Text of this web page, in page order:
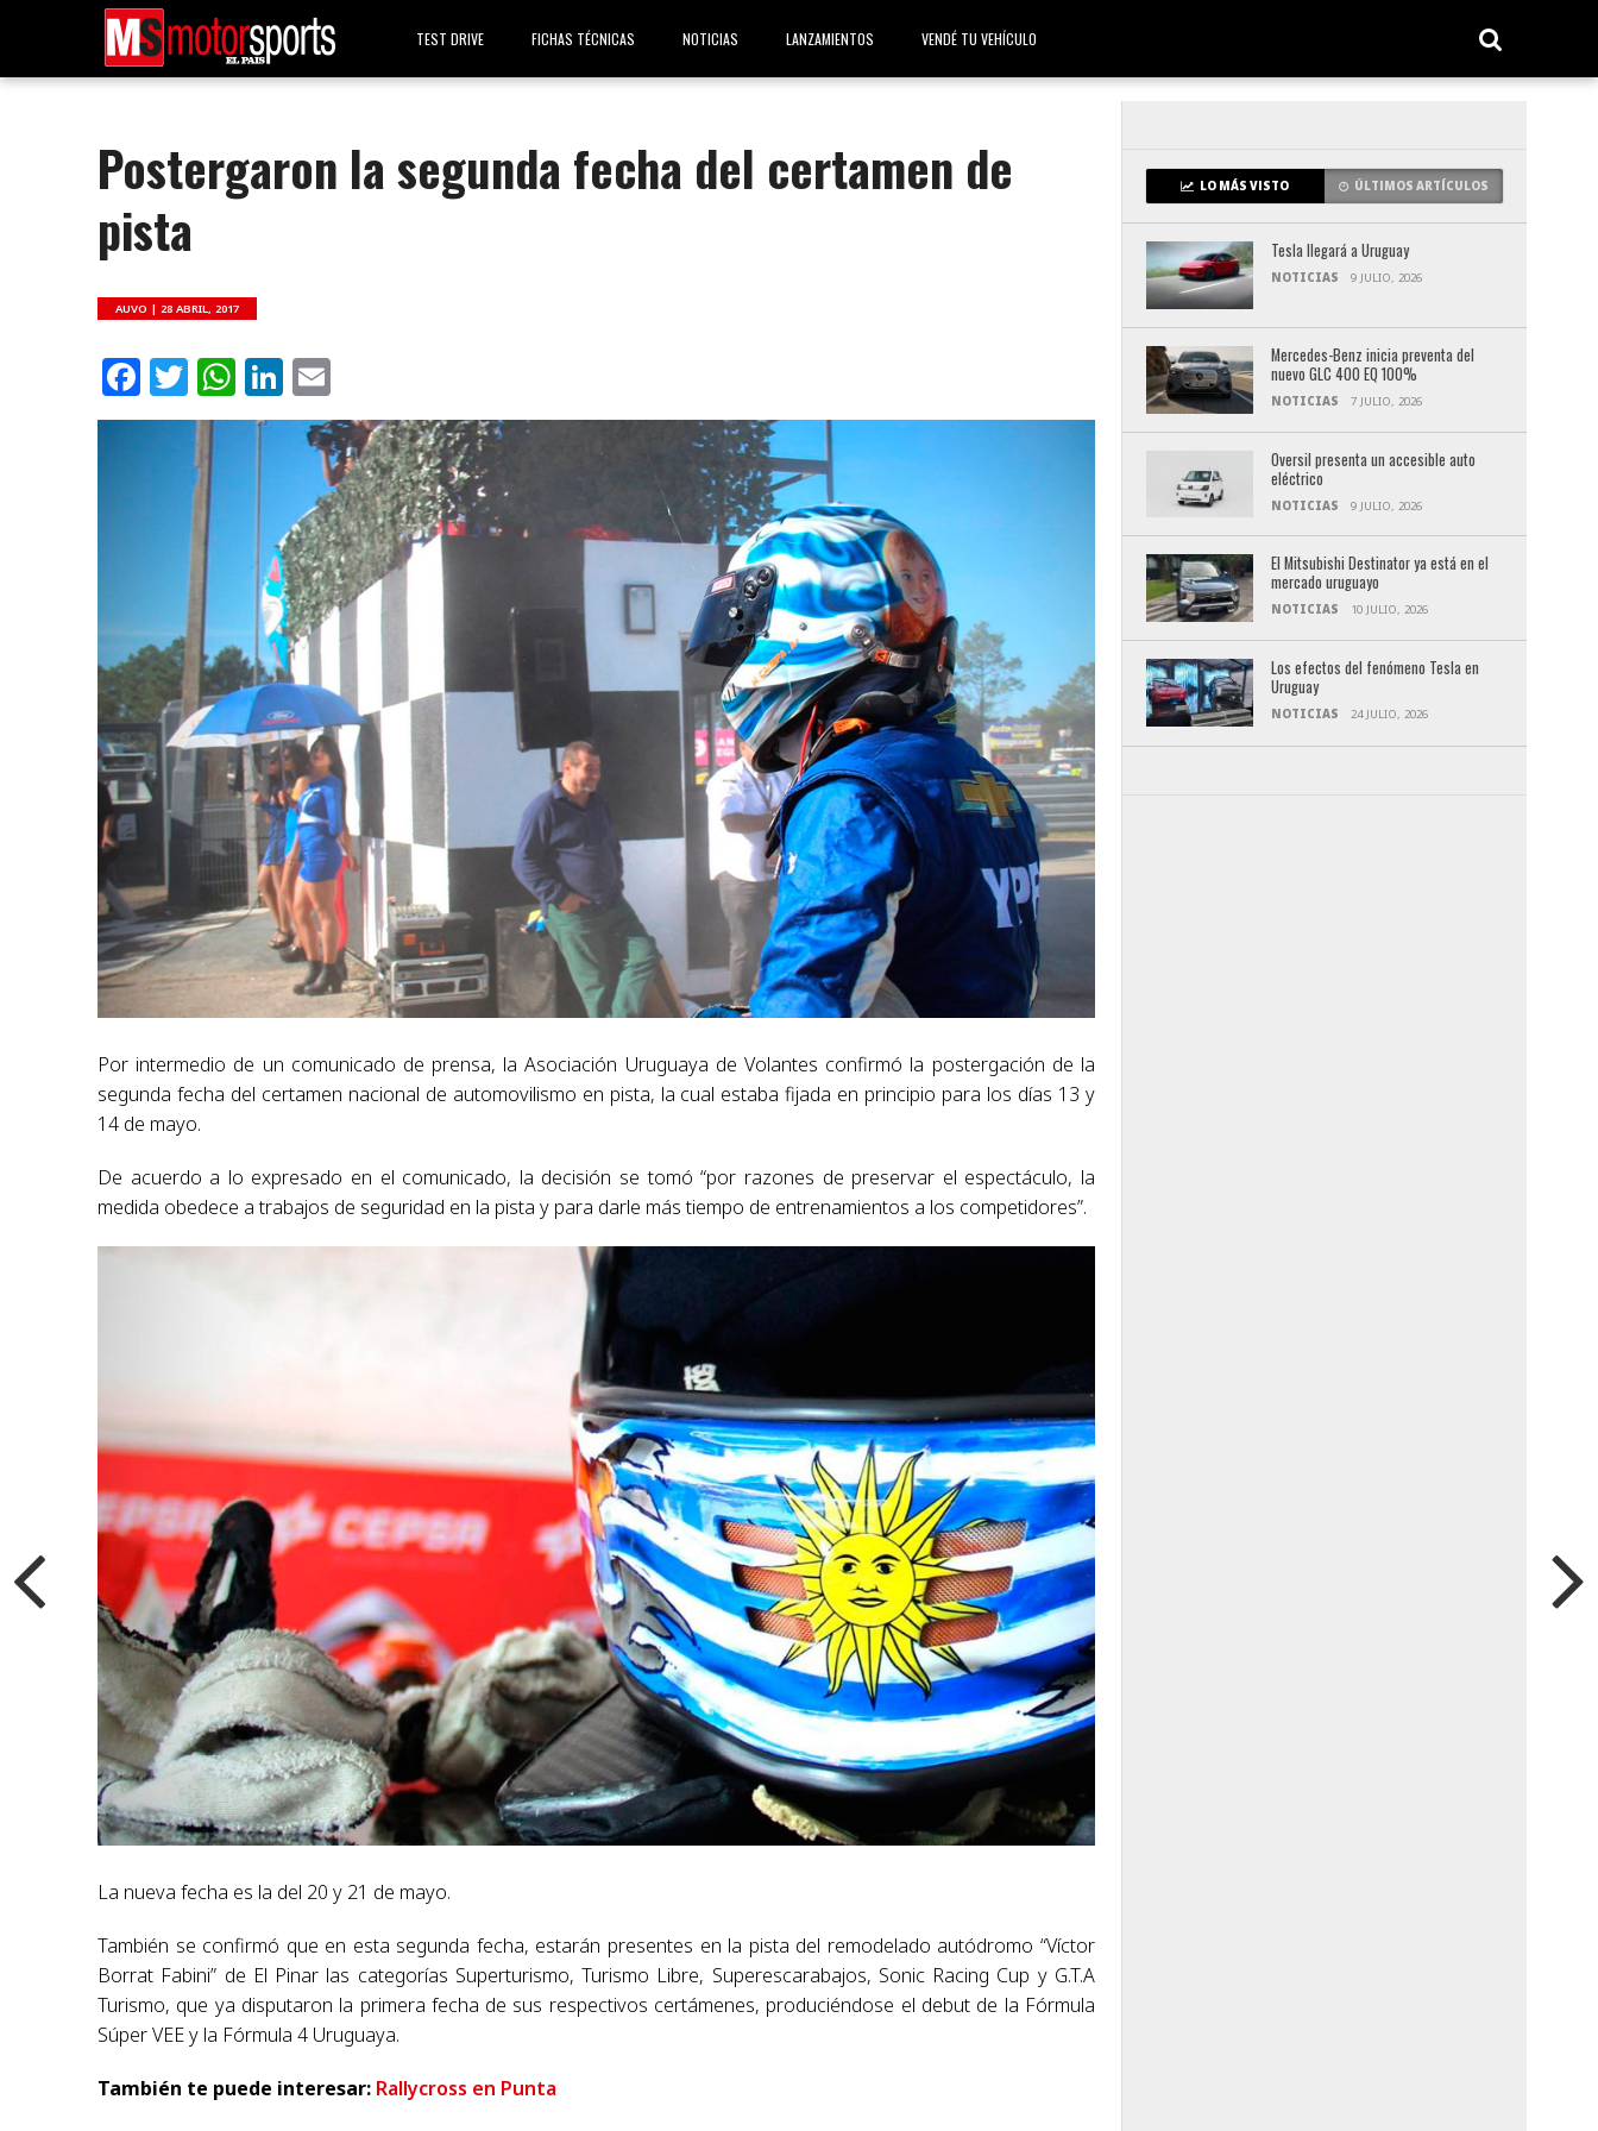
TEST DRIVE FICHAS TÉCNICAS NOTICIAS LANZAMIENTOS VENDÉ TU VEHÍCULO
Postergaron la segunda fecha del certamen de
pista
AUVO |28 ABRIL, 2017
Facebook
Twitter
WhatsApp
LinkedIn
Por intermedio de un comunicado de prensa, la Asociación Uruguaya de Volantes confirmó la postergación de la
segunda fecha del certamen nacional de automovilismo en pista, la cual estaba fijada en principio para los días 13 y
14 de mayo.
De acuerdo a lo expresado en el comunicado, la decisión se tomó “por razones de preservar el espectáculo, la
medida obedece a trabajos de seguridad en la pista y para darle más tiempo de entrenamientos a los competidores”.
La nueva fecha es la del 20 y 21 de mayo.
También se confirmó que en esta segunda fecha, estarán presentes en la pista del remodelado autódromo “Víctor
Borrat Fabini” de El Pinar las categorías Superturismo, Turismo Libre, Superescarabajos, Sonic Racing Cup y G.T.A
Turismo, que ya disputaron la primera fecha de sus respectivos certámenes, produciéndose el debut de la Fórmula
Súper VEE y la Fórmula 4 Uruguaya.
También te puede interesar: Rallycross en Punta
LO MÁS VISTO ÚLTIMOS ARTÍCULOS
Tesla llegará a Uruguay
NOTICIAS 9 JULIO, 2026
Mercedes-Benz inicia preventa del
nuevo GLC 400 EQ 100%
NOTICIAS 7 JULIO, 2026
Oversil presenta un accesible auto
eléctrico
NOTICIAS 9 JULIO, 2026
El Mitsubishi Destinator ya está en el
mercado uruguayo
NOTICIAS 10 JULIO, 2026
Los efectos del fenómeno Tesla en
Uruguay
NOTICIAS 24 JULIO, 2026